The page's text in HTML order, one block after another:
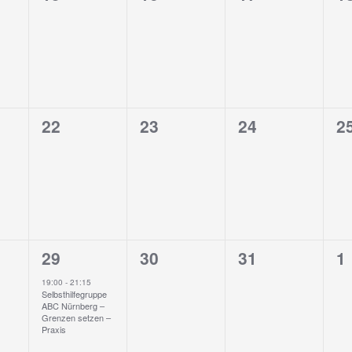
0
22
0
23
0
24
0
1
Veranstaltung,
29
19:00 - 21:15
Selbsthilfegruppe
ABC Nürnberg –
Grenzen setzen –
Praxis
0
30
0
31
0
1